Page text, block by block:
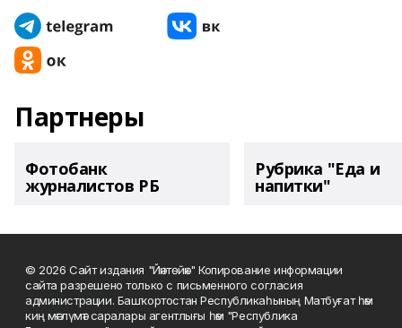
Партнеры
Фотобанк
журналистов РБ
Рубрика "Еда и
напитки"
© 2026 Сайт издания "Йәнтөйәк" Копирование информации
сайта разрешено только с письменного согласия
администрации. Башҡортостан Республикаһының Матбуғат һәм
киң мәғлүмәт саралары агентлығы һәм "Республика